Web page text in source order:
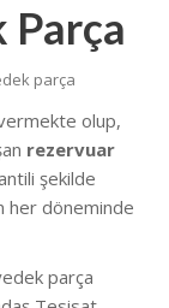
Parça
parça
olup,
rezervuar
şekilde
her döneminde
parça